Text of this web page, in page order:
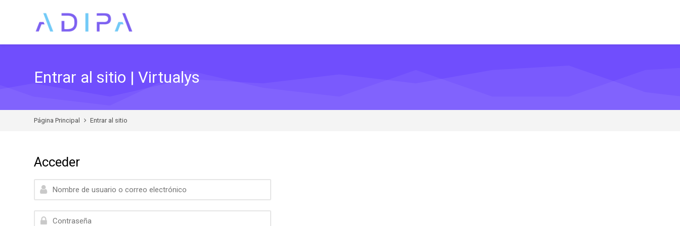
Entrar al sitio | Virtualys
Página Principal Entrar al sitio
Acceder
Nombre de usuario o correo electrónico
Contraseña